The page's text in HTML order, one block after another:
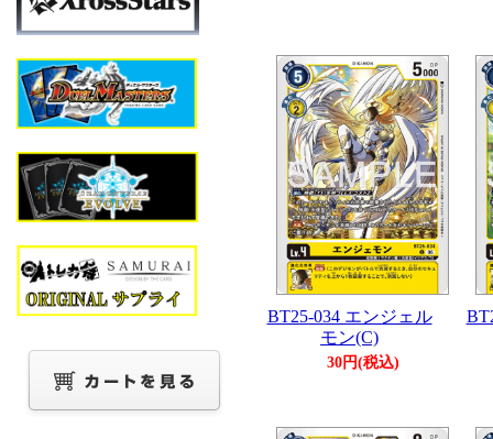
BT25-034 エンジェル
モン(C)
30円(税込)